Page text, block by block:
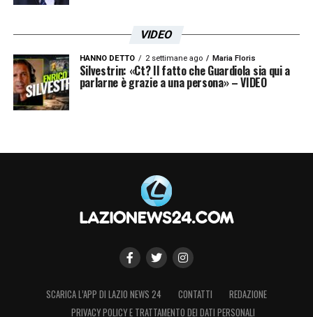
VIDEO
HANNO DETTO 2 settimane ago Maria Floris
Silvestrin: «Ct? Il fatto che Guardiola sia qui a
parlarne è grazie a una persona» – VIDEO
SCARICA L’APP DI LAZIO NEWS 24 CONTATTI
REDAZIONE
PRIVACY POLICY E TRATTAMENTO DEI DATI PERSONALI